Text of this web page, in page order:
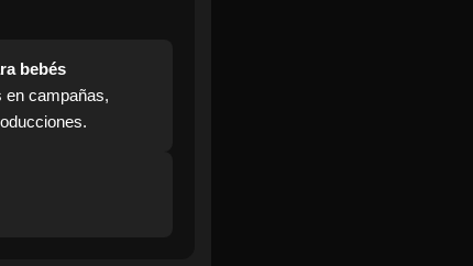
bebés
en campañas,